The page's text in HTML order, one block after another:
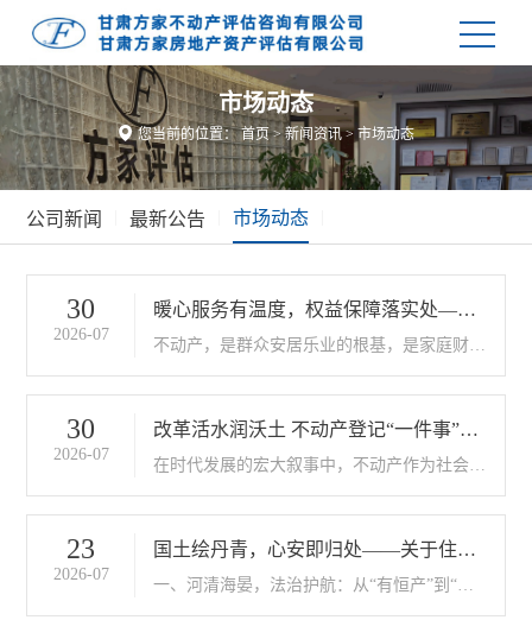
市场动态
您当前的位置：首页>新闻资讯> 市场动态
公司新闻 最新公告 市场动态
30
2026-07
暖心服务有温度，权益保障落实处——
不动产便民服务谱写民生幸福新篇章
不动产，是群众安居乐业的根基，是家庭财富
舱石”。近年来，随着“放管服”改革的持续深
化与政务服务理念的全面升级，不动产登记及
相关便民服务正经历着一场深刻而温暖..
30
2026-07
改革活水润沃土 不动产登记“一件事”书
写为民新篇章
在时代发展的宏大叙事中，不动产作为社会最
直接关系到千家万户的切身利益与市场经济的
蓬勃活力。近年来，一场以“高效办成一件事”
为核心的改革春风，正深度涤荡不动..
23
2026-07
国土绘丹青，心安即归处——关于住宅
土地使用权到期安置的温情解读
一、河清海晏，法治护航：从“有恒产”到“有